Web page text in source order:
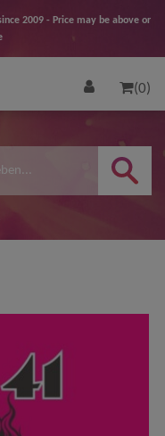
2009 - Price may be above or
(0)